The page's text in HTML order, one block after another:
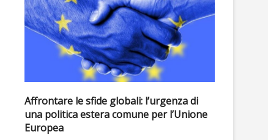
Affrontare le sfide globali: l’urgenza di
una politica estera comune per l’Unione
Europea